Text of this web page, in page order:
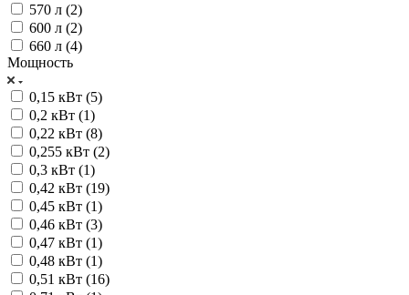
570 л (2)
600 л (2)
660 л (4)
Мощность
0,15 кВт (5)
0,2 кВт (1)
0,22 кВт (8)
0,255 кВт (2)
0,3 кВт (1)
0,42 кВт (19)
0,45 кВт (1)
0,46 кВт (3)
0,47 кВт (1)
0,48 кВт (1)
0,51 кВт (16)